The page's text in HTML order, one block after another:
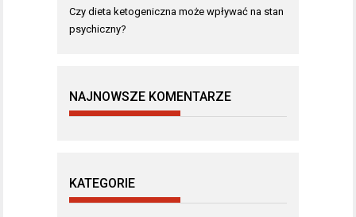
Czy dieta ketogeniczna może wpływać na stan
psychiczny?
NAJNOWSZE KOMENTARZE
KATEGORIE